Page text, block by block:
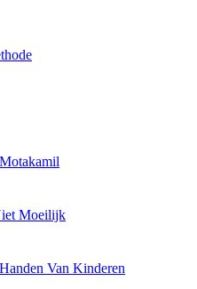
Moeilijk
Van Kinderen